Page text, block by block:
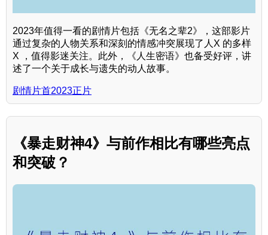
2023年值得一看的剧情片包括《无名之辈2》，这部影片
通过复杂的人物关系和深刻的情感冲突展现了人X 的多样
X ，值得影迷关注。此外，《人生密语》也备受好评，讲
述了一个关于成长与遗失的动人故事。
剧情片首2023正片
《暴走财神4》与前作相比有哪些亮点
和突破？